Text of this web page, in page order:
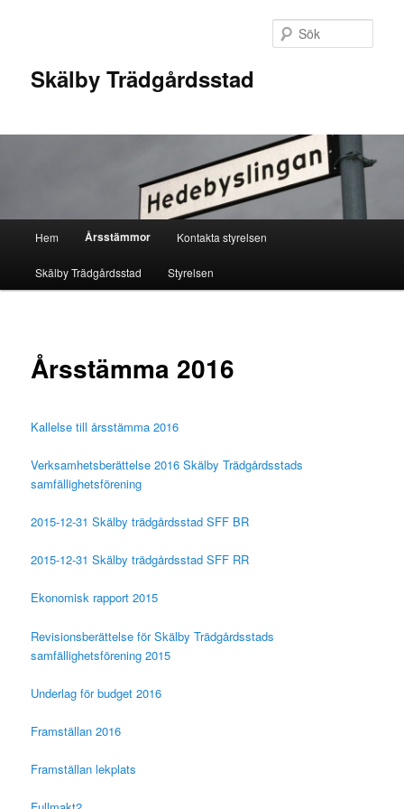
Skälby Trädgårdsstad
Hem Årsstämmor Kontakta styrelsen
Skälby Trädgårdsstad Styrelsen
Årsstämma 2016
Kallelse till årsstämma 2016
Verksamhetsberättelse 2016 Skälby Trädgårdsstads
samfällighetsförening
2015-12-31 Skälby trädgårdsstad SFF BR
2015-12-31 Skälby trädgårdsstad SFF RR
Ekonomisk rapport 2015
Revisionsberättelse för Skälby Trädgårdsstads
samfällighetsförening 2015
Underlag för budget 2016
Framställan 2016
Framställan lekplats